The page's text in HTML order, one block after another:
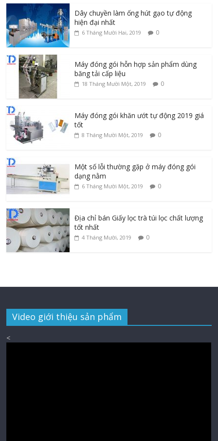
Dây chuyền làm ống hút gạo tự động
hiện đại nhất
6 Tháng Mười Hai, 2019 0
Máy đóng gói hỗn hợp sản phẩm dùng
băng tải cấp liệu
18 Tháng Mười Một, 2019 0
Máy đóng gói khăn ướt tự động 2019 giá
tốt
8 Tháng Mười Một, 2019 0
Một số lỗi thường gặp ở máy đóng gói
dạng nằm
6 Tháng Mười Một, 2019 0
Địa chỉ bán Giấy lọc trà túi lọc chất lượng
tốt nhất
4 Tháng Mười, 2019 0
Video giới thiệu sản phẩm
<